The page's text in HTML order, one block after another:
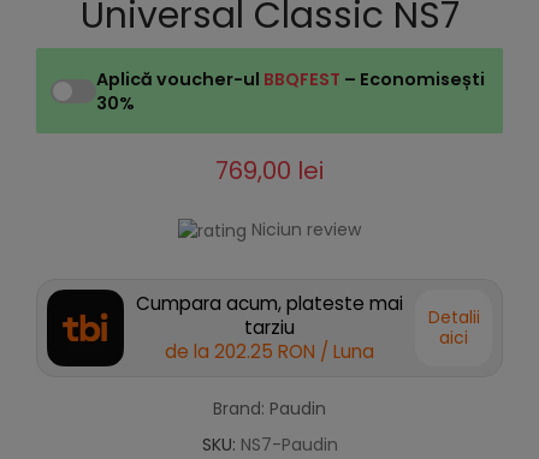
Universal Classic NS7
Aplică voucher-ul BBQFEST – Economisești
30%
769,00 lei
Niciun review
Cumpara acum, plateste mai
tarziu
de la 202.25 RON / Luna
Detalii
aici
Brand: Paudin
SKU: NS7-Paudin